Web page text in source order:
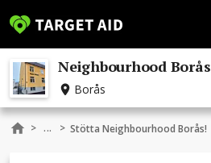
Neighbourhood Borås
Borås
> ... > Stötta Neighbourhood Borås!